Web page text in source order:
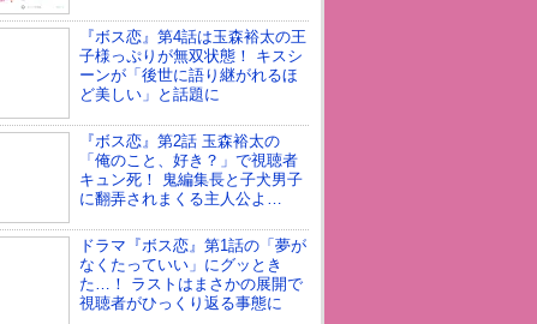
『ボス恋』第4話は玉森裕太の王
子様っぷりが無双状態！ キスシ
ーンが「後世に語り継がれるほ
ど美しい」と話題に
『ボス恋』第2話 玉森裕太の
「俺のこと、好き？」で視聴者
キュン死！ 鬼編集長と子犬男子
に翻弄されまくる主人公よ…
ドラマ『ボス恋』第1話の「夢が
なくたっていい」にグッとき
た…！ ラストはまさかの展開で
視聴者がひっくり返る事態に